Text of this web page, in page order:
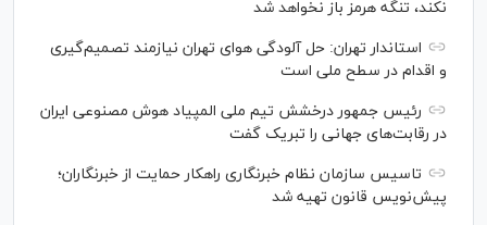
نکند، تنگه هرمز باز نخواهد شد
استاندار تهران: حل آلودگی هوای تهران نیازمند تصمیم‌گیری
و اقدام در سطح ملی است
رئیس جمهور درخشش تیم ملی المپیاد هوش مصنوعی ایران
در رقابت‌های جهانی را تبریک گفت
تاسیس سازمان نظام خبرنگاری راهکار حمایت از خبرنگاران؛
پیش‌نویس قانون تهیه شد